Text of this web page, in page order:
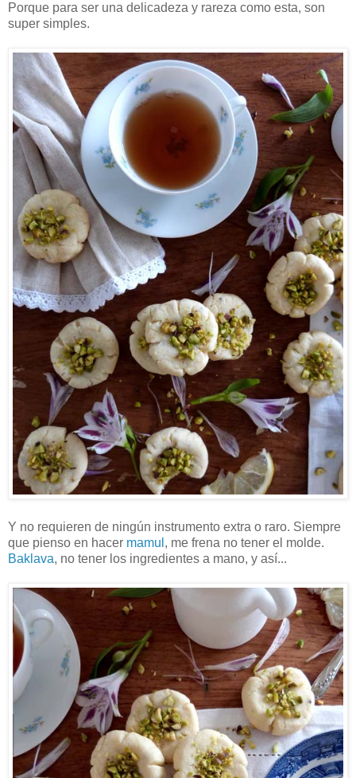
Porque para ser una delicadeza y rareza como esta, son
super simples.
Y no requieren de ningún instrumento extra o raro. Siempre
que pienso en hacer mamul , me frena no tener el molde.
Baklava, no tener los ingredientes a mano, y así...